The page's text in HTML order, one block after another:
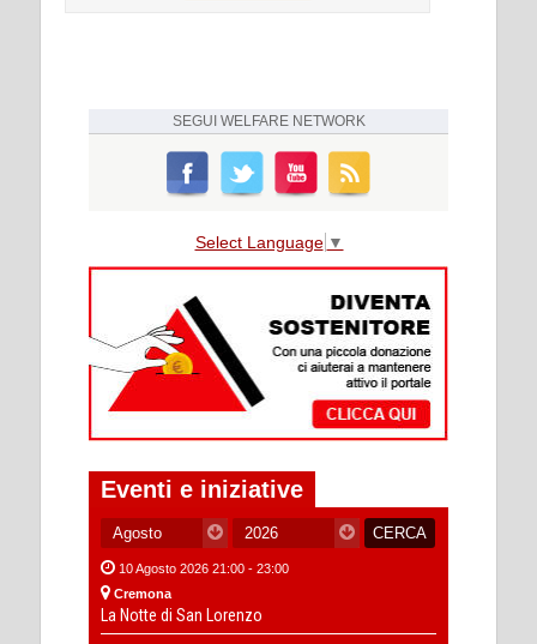
SEGUI WELFARE NETWORK
Select Language ▼
Eventi e iniziative
10 Agosto 2026 21:00 - 23:00
Cremona
La Notte di San Lorenzo